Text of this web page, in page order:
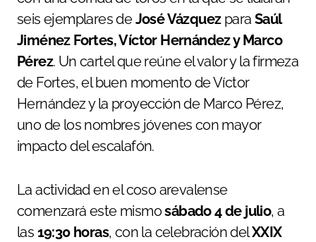
seis ejemplares deJosé Vázquezpara Saúl
Jiménez Fortes, Víctor Hernández y Marco
Pérez. Un cartel que reúne el valor y la firmeza
de Fortes, el buen momento de Víctor
Hernández y la proyección de Marco Pérez,
uno de los nombres jóvenes con mayor
impacto del escalafón.
La actividad en el coso arevalense
comenzará este mismosábado 4 de julio, a
las 19:30 horas, con la celebración delXXIX